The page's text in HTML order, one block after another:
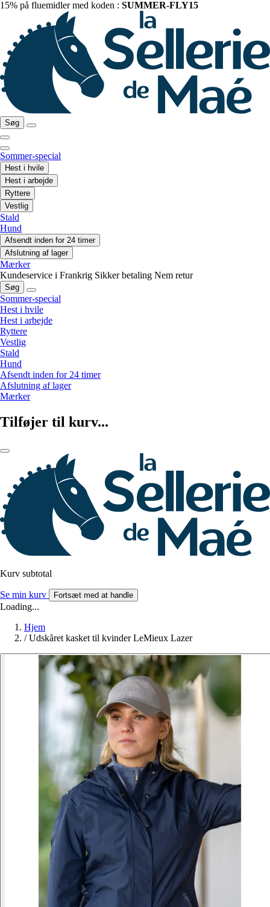
15% på fluemidler med koden : SUMMER-FLY15
Søg
Sommer-special
Hest i hvile
Hest i arbejde
Ryttere
Vestlig
Stald
Hund
Afsendt inden for 24 timer
Afslutning af lager
Mærker
Kundeservice i Frankrig Sikker betaling Nem retur
Søg
Sommer-special
Hest i hvile
Hest i arbejde
Ryttere
Vestlig
Stald
Hund
Afsendt inden for 24 timer
Afslutning af lager
Mærker
Tilføjer til kurv...
Kurv subtotal
Se min kurv Fortsæt med at handle
Loading...
Hjem
/ Udskåret kasket til kvinder LeMieux Lazer